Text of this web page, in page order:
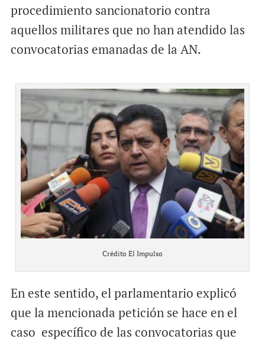
procedimiento sancionatorio contra
aquellos militares que no han atendido las
convocatorias emanadas de la AN.
Crédito El Impulso
En este sentido, el parlamentario explicó
que la mencionada petición se hace en el
caso específico de las convocatorias que